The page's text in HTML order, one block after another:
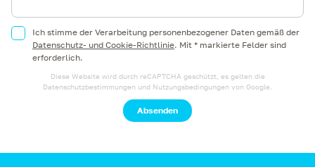
Ich stimme der Verarbeitung personenbezogener Daten gemäß der
Datenschutz- und Cookie-Richtlinie. Mit * markierte Felder sind
erforderlich.
Diese Website wird durch reCAPTCHA geschützt, es gelten die
Datenschutzbestimmungen und Nutzungsbedingungen von Google.
Absenden